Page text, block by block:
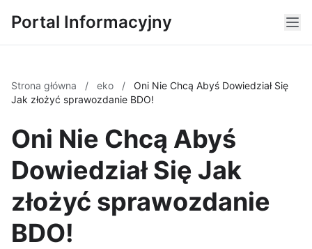
Portal Informacyjny
Strona główna / eko /
Oni Nie Chcą Abyś Dowiedział Się
Jak złożyć sprawozdanie BDO!
Oni Nie Chcą Abyś
Dowiedział Się Jak
złożyć sprawozdanie
BDO!